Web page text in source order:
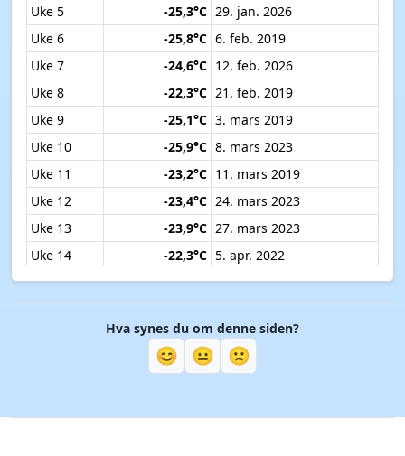
Uke 5
-25,3°C 29. jan. 2026
Uke 6
-25,8°C 6. feb. 2019
Uke 7
-24,6°C 12. feb. 2026
Uke 8
-22,3°C 21. feb. 2019
Uke 9
-25,1°C 3. mars 2019
Uke 10
-25,9°C 8. mars 2023
Uke 11
-23,2°C 11. mars 2019
Uke 12
-23,4°C 24. mars 2023
Uke 13
-23,9°C 27. mars 2023
Uke 14
-22,3°C 5. apr. 2022
Uke 15
-16,3°C 11. apr. 2019
Uke 16
-15,6°C 18. apr. 2017
-15,8°C 26. apr. 2025
-11,3°C
5. mai 2019
Uke 20
-8,1°C 14. mai 2020
Hva synes du om denne siden?
😊 😐 🙁